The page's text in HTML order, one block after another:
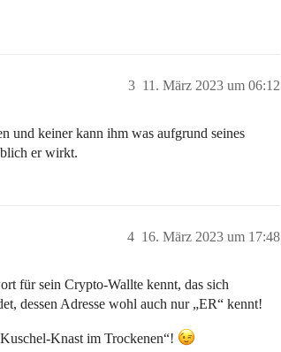
11. März 2023 um 06:12
3
und keiner kann ihm was aufgrund seines
er wirkt.
16. März 2023 um 17:48
4
für sein Crypto-Wallte kennt, das sich
dessen Adresse wohl auch nur „ER“ kennt!
Knast im Trockenen“!